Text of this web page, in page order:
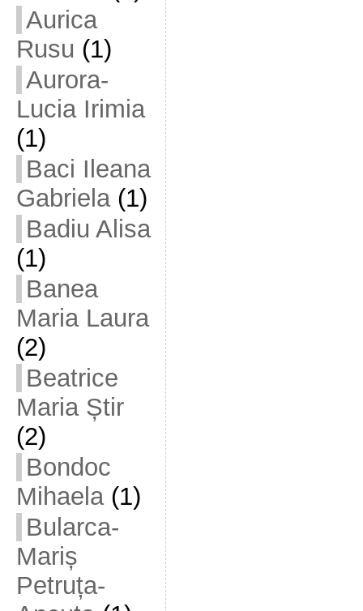
Aurica
Rusu (1)
Aurora-
Lucia Irimia
(1)
Baci Ileana
Gabriela(1)
Badiu Alisa
(1)
Banea
Maria Laura
(2)
Beatrice
Maria Știr
(2)
Bondoc
Mihaela(1)
Bularca-
Mariș
Petruța-